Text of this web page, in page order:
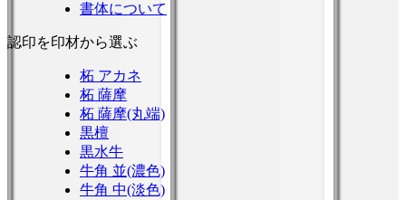
書体について
認印を印材から選ぶ
柘 アカネ
柘 薩摩
柘 薩摩(丸端)
黒檀
黒水牛
牛角 並(濃色)
牛角 中(淡色)